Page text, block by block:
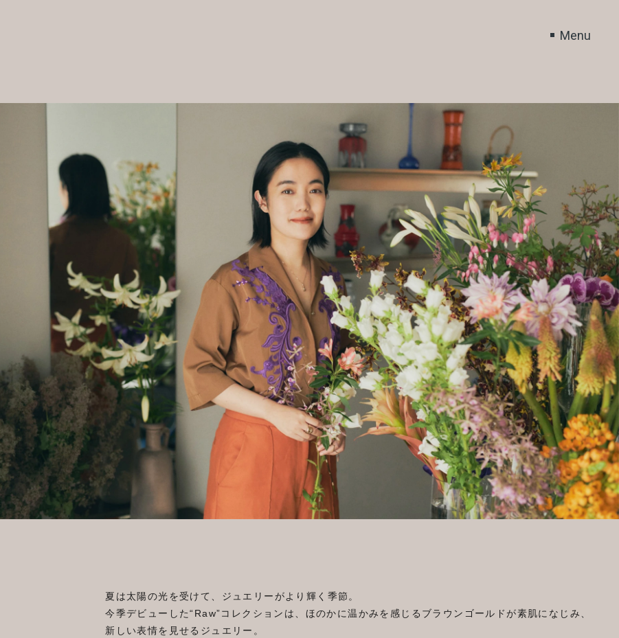
Menu
夏は太陽の光を受けて、ジュエリーがより輝く季節。
今季デビューした“Raw”コレクションは、ほのかに温かみを感じるブラウンゴールドが素肌になじみ、
新しい表情を見せるジュエリー。